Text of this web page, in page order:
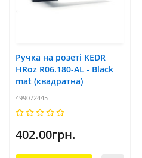
Ручка на розеті KEDR
HRoz R06.180-AL - Black
mat (квадратна)
499072445-
402.00грн.